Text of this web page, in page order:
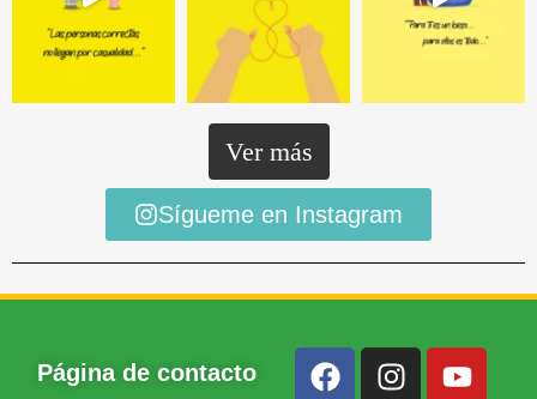
Ver más
Sígueme en Instagram
Página de contacto